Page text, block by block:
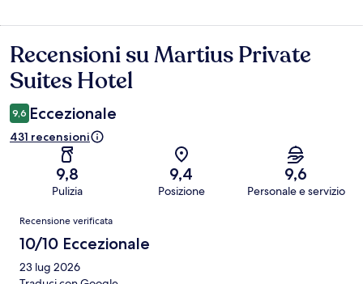
Recensioni
Recensioni su Martius Private
Suites Hotel
9,6 Eccezionale
431 recensioni
9,8
Pulizia
9,4
Posizione
9,6
Personale e servizio
Recensioni
Recensione verificata
10/10 Eccezionale
23 lug 2026